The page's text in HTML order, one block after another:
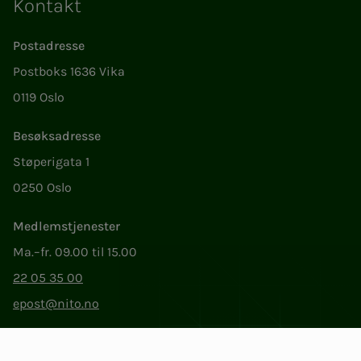
Kontakt
Postadresse
Postboks 1636 Vika
0119 Oslo
Besøksadresse
Støperigata 1
0250 Oslo
Medlemstjenester
Ma.–fr. 09.00 til 15.00
22 05 35 00
epost@nito.no